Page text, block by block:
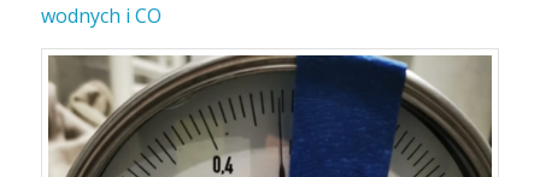
wodnych i CO